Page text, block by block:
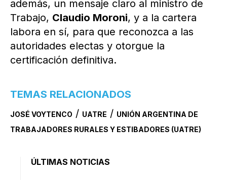
además, un mensaje claro al ministro de
Trabajo, Claudio Moroni, y a la cartera
labora en sí, para que reconozca a las
autoridades electas y otorgue la
certificación definitiva.
TEMAS RELACIONADOS
JOSÉ VOYTENCO / UATRE / UNIÓN ARGENTINA DE
TRABAJADORES RURALES Y ESTIBADORES (UATRE)
ÚLTIMAS NOTICIAS